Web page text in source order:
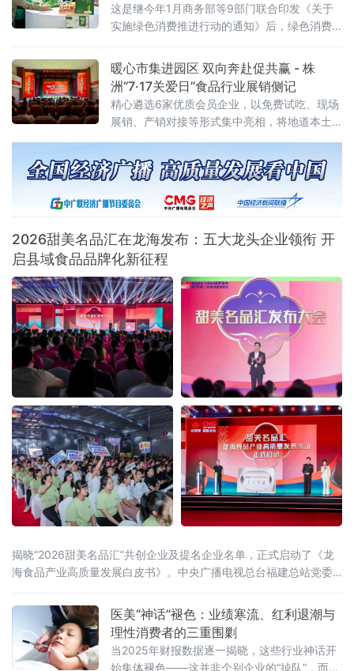
这是继今年1月商务部等9部门联合印发《关于
实施绿色消费推进行动的通知》后，绿色消费
顶层设计迈入地方实践阶段。试点聚焦七大任
务 探索“四类创新”通知明确，试点工作坚持问
题导向、目标导向、效果导向，聚焦绿色消费
重点领域和关
暖心市集进园区 双向奔赴促共赢 - 株
洲“7·17关爱日”食品行业展销侧记
精心遴选6家优质会员企业，以免费试吃、现场
展销、产销对接等形式集中亮相，将地道本土
品鉴选购，活动收获广泛好评与多项合作意
向。本次活动由当地总工会悉心指导，总工会
2026甜美名品汇在龙海发布：五大龙头企业领衔 开
启县域食品品牌化新征程
揭晓“2026甜美名品汇”共创企业及提名企业名单，正式启动了《龙
海食品产业高质量发展白皮书》。中央广播电视总台福建总站党委
科学家应铁进，福建省食品工业协会会长刘宜锋，中央电视台财经
评论员刘戈，漳州市龙海区
医美“神话”褪色：业绩寒流、红利退潮与
理性消费者的三重围剿
当2025年财报数据逐一揭晓，这些行业神话开
始集体褪色——这并非个别企业的“掉队”，而是